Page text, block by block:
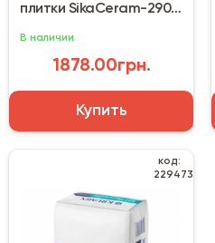
плитки SikaCeram-290
В наличии
1878.00грн.
Купить
код:
229473